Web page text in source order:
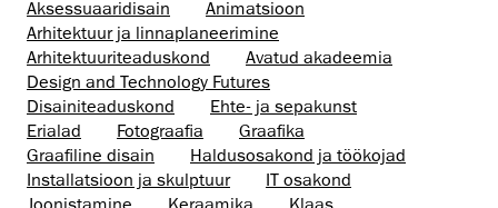
Aksessuaaridisain
Animatsioon
Arhitektuur ja linnaplaneerimine
Arhitektuuri­teaduskond
Avatud akadeemia
Design and Technology Futures
Disaini­­teaduskond
Ehte- ja sepakunst
Erialad
Fotograafia
Graafika
Graafiline disain
Haldusosakond ja töökojad
Installatsioon ja skulptuur
IT osakond